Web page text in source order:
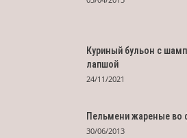
Куриный бульон с
лапшой
24/11/2021
Пельмени жареные во
30/06/2013